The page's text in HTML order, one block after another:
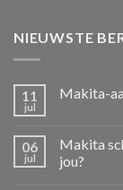
NIEUWSTE
11
jul
Makita-
06
jul
Makita
jou?